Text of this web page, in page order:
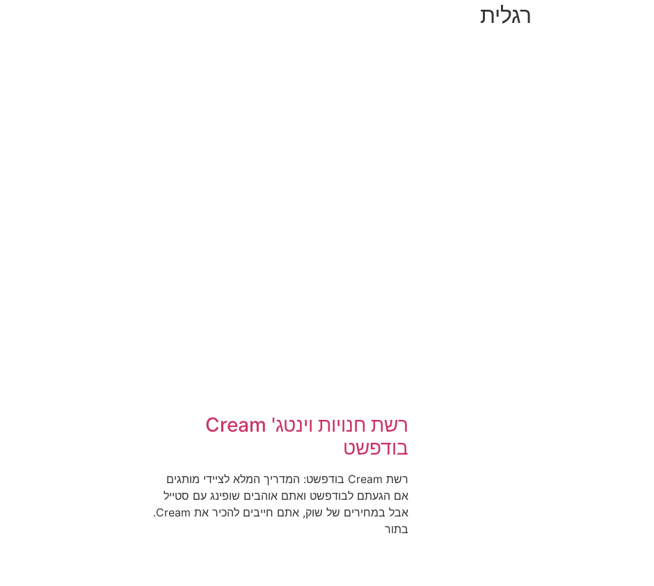
רגלית
רשת חנויות וינטג' Cream
בודפשט
רשת Cream בודפשט: המדריך המלא לציידי מותגים
אם הגעתם לבודפשט ואתם אוהבים שופינג עם סטייל
אבל במחירים של שוק, אתם חייבים להכיר את Cream.
בתור